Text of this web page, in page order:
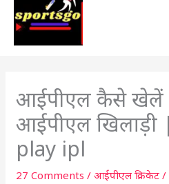
आईपीएल कैसे खेलें
आईपीएल
play ipl
27 Comments /आईपीएल क्रिकेट /